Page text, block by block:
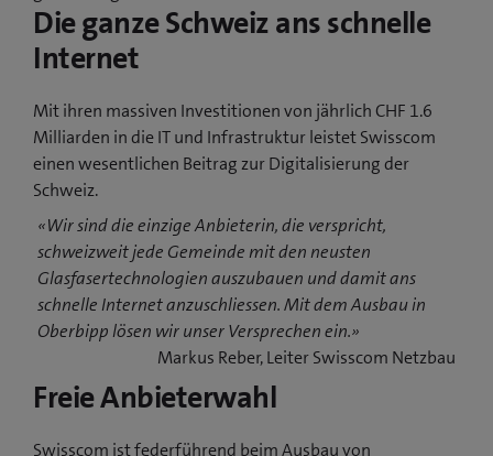
Die ganze Schweiz ans schnelle
Internet
Mit ihren massiven Investitionen von jährlich CHF 1.6
Milliarden in die IT und Infrastruktur leistet Swisscom
einen wesentlichen Beitrag zur Digitalisierung der
Schweiz.
«Wir sind die einzige Anbieterin, die verspricht,
schweizweit jede Gemeinde mit den neusten
Glasfasertechnologien auszubauen und damit ans
schnelle Internet anzuschliessen. Mit dem Ausbau in
Oberbipp lösen wir unser Versprechen ein.»
Markus Reber, Leiter Swisscom Netzbau
Freie Anbieterwahl
Swisscom ist federführend beim Ausbau von